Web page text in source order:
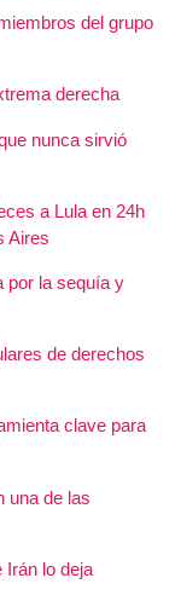
del grupo
derecha
nunca sirvió
a Lula en 24h
Aires
por la sequía y
de derechos
clave para
una de las
Irán lo deja